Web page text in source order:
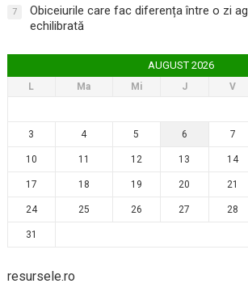
7
Obiceiurile care fac diferența între o zi
echilibrată
AUGUST 2026
L Ma Mi J V
3 4 5 6 7
10 11 12 13 14
17 18 19 20 21
24 25 26 27 28
31
resursele.ro